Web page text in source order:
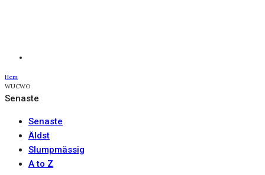
Hem
WUCWO
Senaste
Senaste
Äldst
Slumpmässig
A to Z